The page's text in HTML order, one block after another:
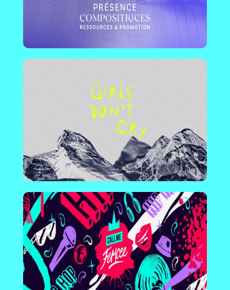
En savoir plus !
Call me Femcee
International | Un projet qui tient à mettre en
avant des talents féminins de la scène hip-hop
En savoir plus !
ComposHer
France | Plateforme qui promeut la musique
classique composée et jouée par des femmes,
en proposant playlists, interviews, critiques et
analyses.
En savoir plus !